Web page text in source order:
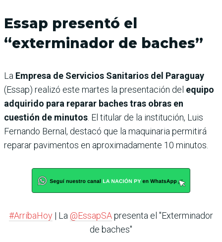
Essap presentó el
“exterminador de baches”
La Empresa de Servicios Sanitarios del Paraguay
(Essap) realizó este martes la presentación del equipo
adquirido para reparar baches tras obras en
cuestión de minutos . El titular de la institución, Luis
Fernando Bernal, destacó que la maquinaria permitirá
reparar pavimentos en aproximadamente 10 minutos.
#ArribaHoy | La @EssapSApresenta el "Exterminador
de baches"